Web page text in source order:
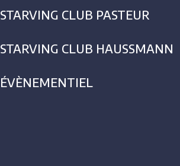
STARVING CLUB PASTEUR
STARVING CLUB HAUSSMANN
ÉVÈNEMENTIEL